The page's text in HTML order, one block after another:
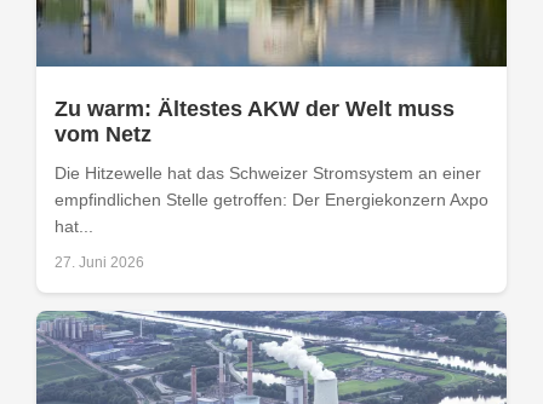
Zu warm: Ältestes AKW der Welt muss
vom Netz
Die Hitzewelle hat das Schweizer Stromsystem an einer
empfindlichen Stelle getroffen: Der Energiekonzern Axpo
hat...
27. Juni 2026